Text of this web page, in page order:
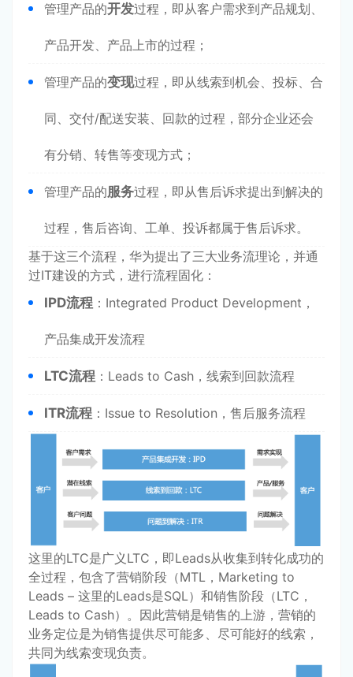
管理产品的开发过程，即从客户需求到产品规划、
产品开发、产品上市的过程；
管理产品的变现过程，即从线索到机会、投标、合
同、交付/配送安装、回款的过程，部分企业还会
有分销、转售等变现方式；
管理产品的服务过程，即从售后诉求提出到解决的
过程，售后咨询、工单、投诉都属于售后诉求。
基于这三个流程，华为提出了三大业务流理论，并通
过IT建设的方式，进行流程固化：
IPD流程 ：Integrated Product Development，
产品集成开发流程
LTC流程 ：Leads to Cash，线索到回款流程
ITR流程 ：Issue to Resolution，售后服务流程
这里的LTC是广义LTC，即Leads从收集到转化成功的
全过程，包含了营销阶段（MTL，Marketing to
Leads – 这里的Leads是SQL）和销售阶段（LTC，
Leads to Cash）。因此营销是销售的上游，营销的
业务定位是为销售提供尽可能多、尽可能好的线索，
共同为线索变现负责。